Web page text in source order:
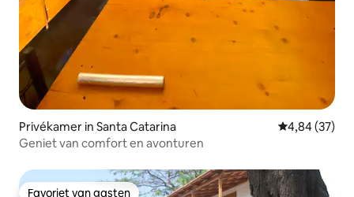
Privékamer in Santa Catarina Gemiddelde
4,84 (37)
Geniet van comfort en avonturen
Favoriet van gasten